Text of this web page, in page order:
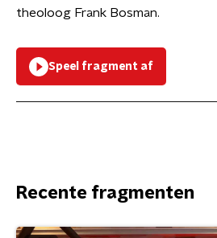
theoloog Frank Bosman.
Speel fragment af
Recente fragmenten